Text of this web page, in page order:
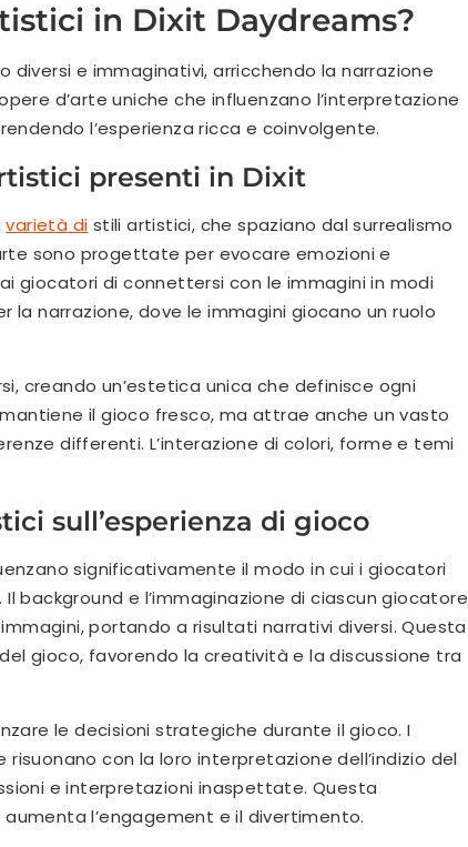
in Dixit Daydreams?
diversi e immaginativi, arricchendo la narrazione
d’arte uniche che influenzano l’interpretazione
l’esperienza ricca e coinvolgente.
presenti in Dixit
varietà di stili artistici, che spaziano dal surrealismo
sono progettate per evocare emozioni e
giocatori di connettersi con le immagini in modi
la narrazione, dove le immagini giocano un ruolo
creando un’estetica unica che definisce ogni
il gioco fresco, ma attrae anche un vasto
differenti. L’interazione di colori, forme e temi
sull’esperienza di gioco
significativamente il modo in cui i giocatori
background e l’immaginazione di ciascun giocatore
portando a risultati narrativi diversi. Questa
gioco, favorendo la creatività e la discussione tra
le decisioni strategiche durante il gioco. I
con la loro interpretazione dell’indizio del
e interpretazioni inaspettate. Questa
l’engagement e il divertimento.